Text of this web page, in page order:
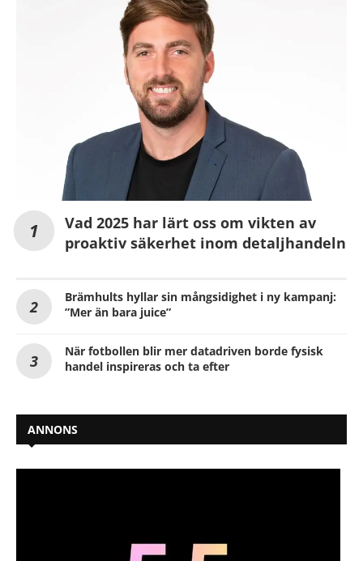
Vad 2025 har lärt oss om vikten av
proaktiv säkerhet inom detaljhandeln
Brämhults hyllar sin mångsidighet i ny kampanj:
”Mer än bara juice”
När fotbollen blir mer datadriven borde fysisk
handel inspireras och ta efter
ANNONS